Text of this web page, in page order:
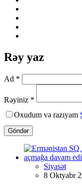
Rəy yaz
Ad *
Rəyiniz *
Oxudum və razıyam
Göndər
Siyasət
8 Oktyabr